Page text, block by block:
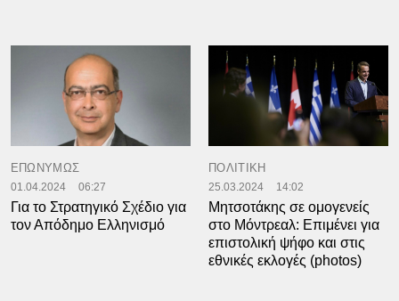
ΕΠΩΝΥΜΩΣ
01.04.2024 06:27
Για το Στρατηγικό Σχέδιο για
τον Απόδημο Ελληνισμό
ΠΟΛΙΤΙΚΗ
25.03.2024 14:02
Μητσοτάκης σε ομογενείς
στο Μόντρεαλ: Επιμένει για
επιστολική ψήφο και στις
εθνικές εκλογές (photos)